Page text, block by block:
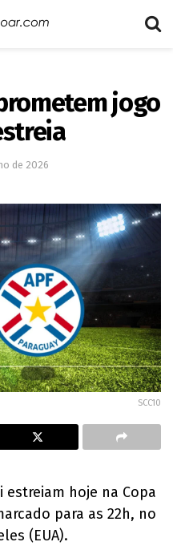
jogo
de 2026
SCC10
estreiam hoje na Copa
para as 22h, no
(EUA).